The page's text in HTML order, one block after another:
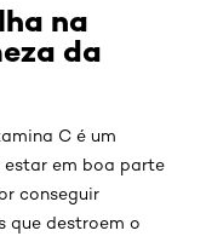
na
da
C é um
em boa parte
conseguir
que destroem o